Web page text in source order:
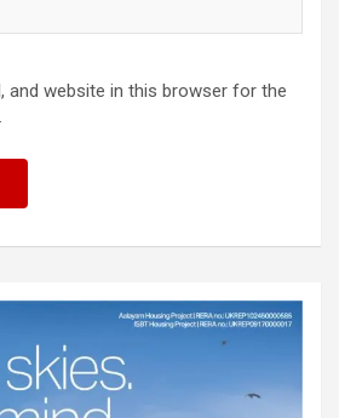
and website in this browser for the